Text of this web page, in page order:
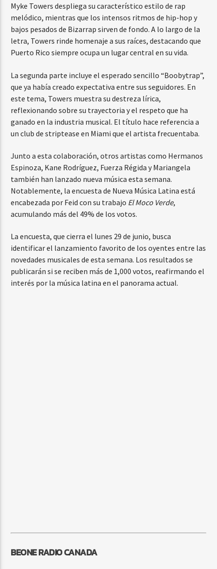
Myke Towers despliega su característico estilo de rap
melódico, mientras que los intensos ritmos de hip-hop y
bajos pesados de Bizarrap sirven de fondo. A lo largo de la
letra, Towers rinde homenaje a sus raíces, destacando que
Puerto Rico siempre ocupa un lugar central en su vida.
La segunda parte incluye el esperado sencillo “Boobytrap”,
que ya había creado expectativa entre sus seguidores. En
este tema, Towers muestra su destreza lírica,
reflexionando sobre su trayectoria y el respeto que ha
ganado en la industria musical. El título hace referencia a
un club de striptease en Miami que el artista frecuentaba.
Junto a esta colaboración, otros artistas como Hermanos
Espinoza, Kane Rodríguez, Fuerza Régida y Mariangela
también han lanzado nueva música esta semana.
Notablemente, la encuesta de Nueva Música Latina está
encabezada por Feid con su trabajo El Moco Verde,
acumulando más del 49% de los votos.
La encuesta, que cierra el lunes 29 de junio, busca
identificar el lanzamiento favorito de los oyentes entre las
novedades musicales de esta semana. Los resultados se
publicarán si se reciben más de 1,000 votos, reafirmando el
interés por la música latina en el panorama actual.
BEONE RADIO CANADA